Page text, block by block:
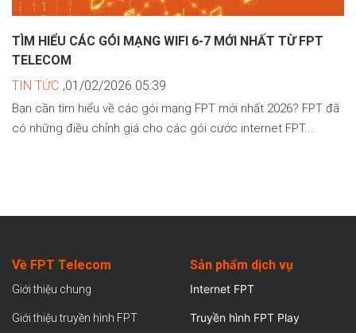
TÌM HIỂU CÁC GÓI MẠNG WIFI 6-7 MỚI NHẤT TỪ FPT
TELECOM
TIN TỨC ,01/02/2026 05:39
Bạn cần tìm hiểu về các gói mạng FPT mới nhất 2026? FPT đã
có những điều chỉnh giá cho các gói cước internet FPT...
Về FPT Telecom
Giới thiệu chung
Giới thiệu truyền hình FPT
Sản phẩm dịch vụ
Internet FPT
Truyền hình FPT Play